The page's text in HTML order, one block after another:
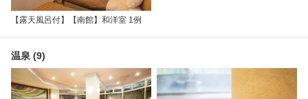
【露天風呂付】【南館】和洋室 1例
温泉 (9)